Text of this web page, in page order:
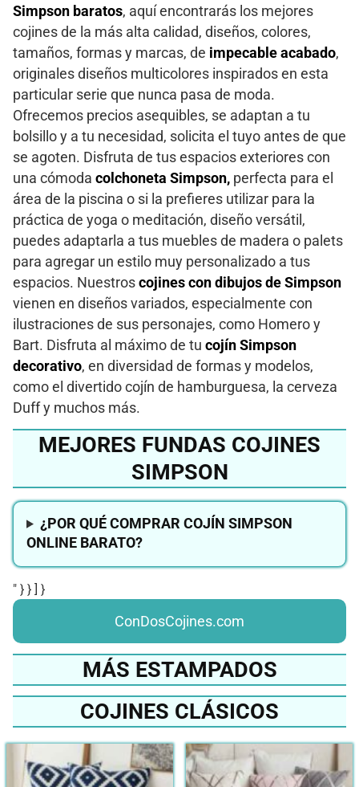
Simpson baratos, aquí encontrarás los mejores
cojines de la más alta calidad, diseños, colores,
tamaños, formas y marcas, de impecable acabado,
originales diseños multicolores inspirados en esta
particular serie que nunca pasa de moda.
Ofrecemos precios asequibles, se adaptan a tu
bolsillo y a tu necesidad, solicita el tuyo antes de que
se agoten. Disfruta de tus espacios exteriores con
una cómoda colchoneta Simpson, perfecta para el
área de la piscina o si la prefieres utilizar para la
práctica de yoga o meditación, diseño versátil,
puedes adaptarla a tus muebles de madera o palets
para agregar un estilo muy personalizado a tus
espacios. Nuestros cojines con dibujos de Simpson
vienen en diseños variados, especialmente con
ilustraciones de sus personajes, como Homero y
Bart. Disfruta al máximo de tu cojín Simpson
decorativo, en diversidad de formas y modelos,
como el divertido cojín de hamburguesa, la cerveza
Duff y muchos más.
MEJORES FUNDAS COJINES
SIMPSON
¿POR QUÉ COMPRAR COJÍN SIMPSON
ONLINE BARATO?
" } } ] }
ConDosCojines.com
MÁS ESTAMPADOS
COJINES CLÁSICOS